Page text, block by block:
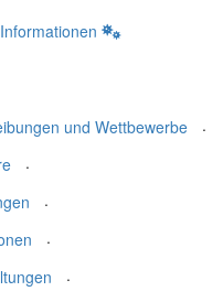
und Wettbewerbe
.
.
.
.
.